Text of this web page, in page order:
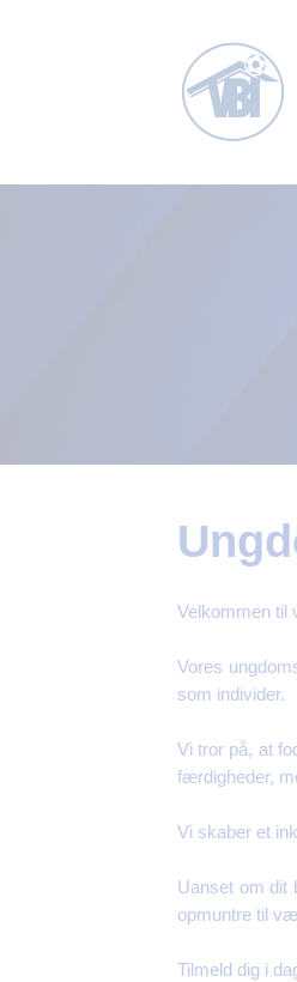
Velkommen til
Vores
som individer.
Vi tror på, at
færdigheder,
Vi skaber et
Uanset om dit
opmuntre til
Tilmeld dig i